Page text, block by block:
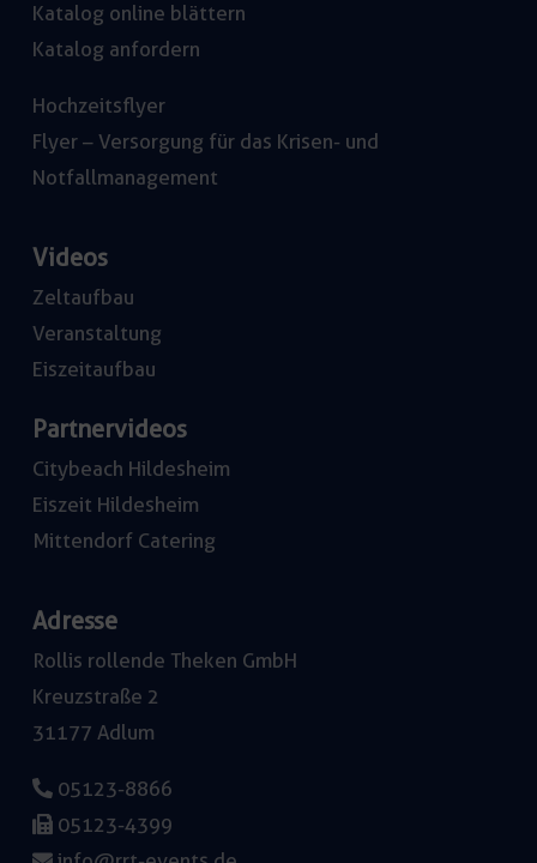
Katalog online blättern
Katalog anfordern
Hochzeitsflyer
Flyer – Versorgung für das Krisen- und
Notfallmanagement
Videos
Zeltaufbau
Veranstaltung
Eiszeitaufbau
Partnervideos
Citybeach Hildesheim
Eiszeit Hildesheim
Mittendorf Catering
Adresse
Rollis rollende Theken GmbH
Kreuzstraße 2
31177 Adlum
05123-8866
05123-4399